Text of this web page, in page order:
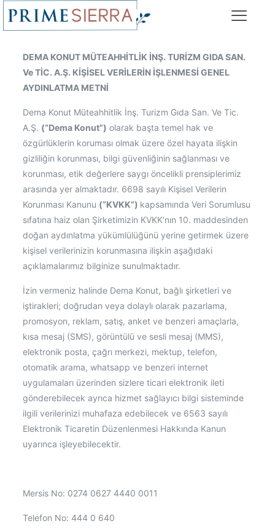
DEMA KONUT MÜTEAHHİTLİK İNŞ. TURİZM GIDA SAN.
Ve TİC. A.Ş. KİŞİSEL VERİLERİN İŞLENMESİ GENEL
AYDINLATMA METNİ
Dema Konut Müteahhitlik İnş. Turizm Gıda San. Ve Tic.
A.Ş. (“Dema Konut”) olarak başta temel hak ve
özgürlüklerin koruması olmak üzere özel hayata ilişkin
gizliliğin korunması, bilgi güvenliğinin sağlanması ve
korunması, etik değerlere saygı öncelikli prensiplerimiz
arasında yer almaktadır. 6698 sayılı Kişisel Verilerin
Korunması Kanunu (“KVKK”) kapsamında Veri Sorumlusu
sıfatına haiz olan Şirketimizin KVKK’nın 10. maddesinden
doğan aydınlatma yükümlülüğünü yerine getirmek üzere
kişisel verilerinizin korunmasına ilişkin aşağıdaki
açıklamalarımız bilginize sunulmaktadır.
İzin vermeniz halinde Dema Konut, bağlı şirketleri ve
iştirakleri; doğrudan veya dolaylı olarak pazarlama,
promosyon, reklam, satış, anket ve benzeri amaçlarla,
kısa mesaj (SMS), görüntülü ve sesli mesaj (MMS),
elektronik posta, çağrı merkezi, mektup, telefon,
otomatik arama, whatsapp ve benzeri internet
uygulamaları üzerinden sizlere ticari elektronik ileti
gönderebilecek ayrıca hizmet sağlayıcı bilgi sisteminde
ilgili verilerinizi muhafaza edebilecek ve 6563 sayılı
Elektronik Ticaretin Düzenlenmesi Hakkında Kanun
uyarınca işleyebilecektir.
Mersis No: 0274 0627 4440 0011
Telefon No: 444 0 640